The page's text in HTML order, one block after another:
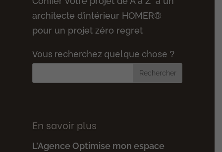
architecte d’intérieur HOMER®
pour un projet zéro regret
Vous recherchez quelque chose ?
En savoir plus
L’Agence Optimise mon espace